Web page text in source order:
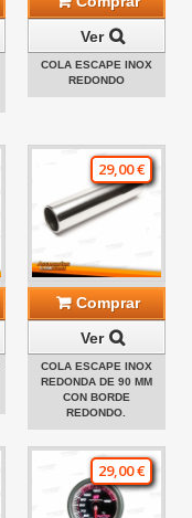
Ver
COLA ESCAPE INOX
REDONDO
29,00 €
Comprar
Ver
COLA ESCAPE INOX
REDONDA DE 90 MM
CON BORDE
REDONDO.
29,00 €